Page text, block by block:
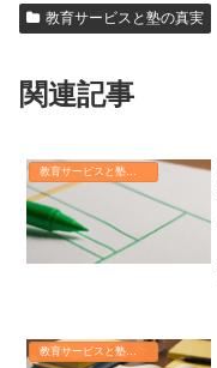
教育サービスと塾の真実
関連記事
教育サービスと塾の真実